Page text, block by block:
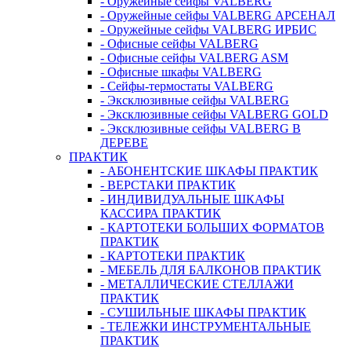
- Оружейные сейфы VALBERG АРСЕНАЛ
- Оружейные сейфы VALBERG ИРБИС
- Офисные сейфы VALBERG
- Офисные сейфы VALBERG ASM
- Офисные шкафы VALBERG
- Сейфы-термостаты VALBERG
- Эксклюзивные сейфы VALBERG
- Эксклюзивные сейфы VALBERG GOLD
- Эксклюзивные сейфы VALBERG В
ДЕРЕВЕ
ПРАКТИК
- АБОНЕНТСКИЕ ШКАФЫ ПРАКТИК
- ВЕРСТАКИ ПРАКТИК
- ИНДИВИДУАЛЬНЫЕ ШКАФЫ
КАССИРА ПРАКТИК
- КАРТОТЕКИ БОЛЬШИХ ФОРМАТОВ
ПРАКТИК
- КАРТОТЕКИ ПРАКТИК
- МЕБЕЛЬ ДЛЯ БАЛКОНОВ ПРАКТИК
- МЕТАЛЛИЧЕСКИЕ СТЕЛЛАЖИ
ПРАКТИК
- СУШИЛЬНЫЕ ШКАФЫ ПРАКТИК
- ТЕЛЕЖКИ ИНСТРУМЕНТАЛЬНЫЕ
ПРАКТИК